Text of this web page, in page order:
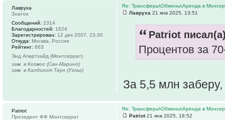
Re: Трансферы\Обмены\Аренда в
Лавруха 21 янв 2025, 13:51
Patriot
Процентов за
За 5,5 млн
Лавруха
Знаток
Сообщений: 2314
Благодарностей: 1624
Зарегистрирован: 12 дек 2007, 23:30
Откуда: Москва, Россия
Рейтинг: 663
Энд Апартхайд (Монтсеррат)
зам. в Космос (Сан-Марино)
зам. в Калдикот Таун (Уэльс)
Re: Трансферы\Обмены\Аренда в
Patriot21 янв 2025, 18:52
Patriot
Президент ФФ Монтсеррат